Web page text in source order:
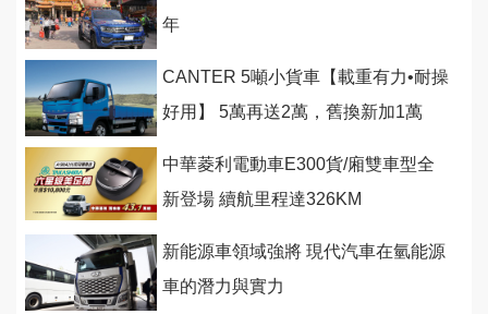
年
CANTER 5噸小貨車【載重有力•耐操
好用】 5萬再送2萬，舊換新加1萬
中華菱利電動車E300貨/廂雙車型全
新登場 續航里程達326KM
新能源車領域強將 現代汽車在氫能源
車的潛力與實力